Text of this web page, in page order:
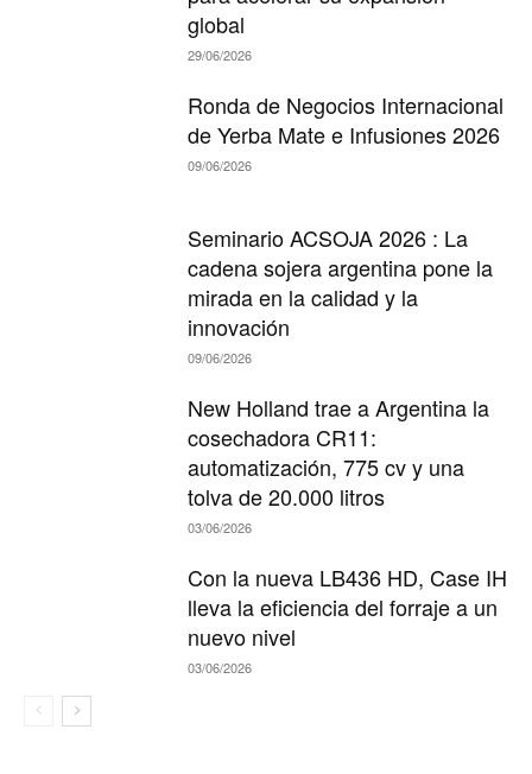
global
29/06/2026
Ronda de Negocios Internacional
de Yerba Mate e Infusiones 2026
09/06/2026
Seminario ACSOJA 2026 : La
cadena sojera argentina pone la
mirada en la calidad y la
innovación
09/06/2026
New Holland trae a Argentina la
cosechadora CR11:
automatización, 775 cv y una
tolva de 20.000 litros
03/06/2026
Con la nueva LB436 HD, Case IH
lleva la eficiencia del forraje a un
nuevo nivel
03/06/2026